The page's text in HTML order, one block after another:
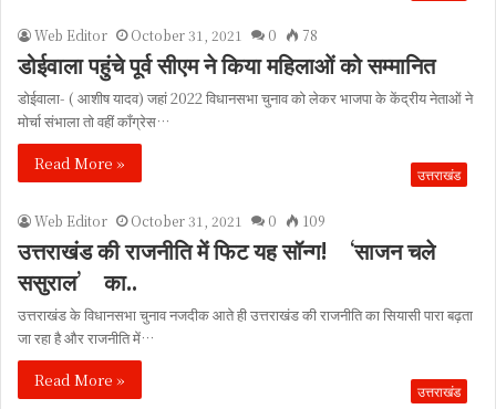
Web Editor October 31, 2021 0 78
डोईवाला पहुंचे पूर्व सीएम ने किया महिलाओं को सम्मानित
डोईवाला- ( आशीष यादव) जहां 2022 विधानसभा चुनाव को लेकर भाजपा के केंद्रीय नेताओं ने
मोर्चा संभाला तो वहीं कॉंग्रेस…
Read More »
उत्तराखंड
Web Editor October 31, 2021 0 109
उत्तराखंड की राजनीति में फिट यह सॉन्ग! ‘साजन चले
ससुराल’ का..
उत्तराखंड के विधानसभा चुनाव नजदीक आते ही उत्तराखंड की राजनीति का सियासी पारा बढ़ता
जा रहा है और राजनीति में…
Read More »
उत्तराखंड